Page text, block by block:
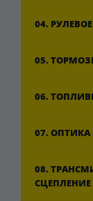
04.
05.
06.
07. ОПТИКА
08.
СЦЕПЛЕНИЕ